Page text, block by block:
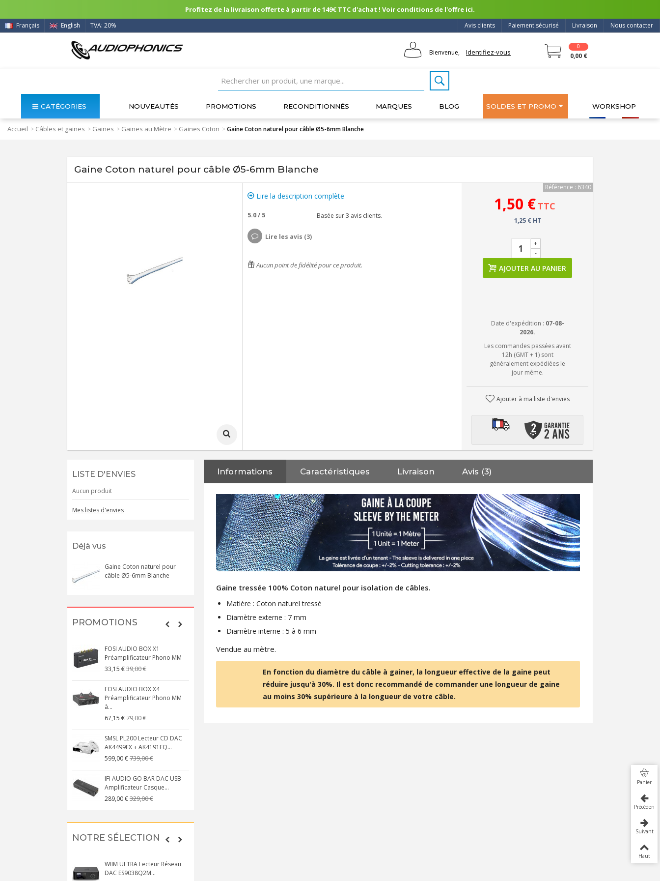
Profitez de la livraison offerte à partir de 149€ TTC d'achat ! Voir conditions de l'offre ici.
Nous contacter
Livraison
Paiement sécurisé
Avis clients
Français English TVA: 20%
Bienvenue, Identifiez-vous
0
0,00 €
CATÉGORIES NOUVEAUTÉS PROMOTIONS RECONDITIONNÉS MARQUES BLOG SOLDES ET PROMO WORKSHOP
Accueil > Câbles et gaines > Gaines > Gaines au Mètre > Gaines Coton >Gaine Coton naturel pour câble Ø5-6mm Blanche
Gaine Coton naturel pour câble Ø5-6mm Blanche
Lire la description complète
5.0/ 5 Basée sur3 avis clients.
Lire les avis (3)
Aucun point de fidélité pour ce produit.
Référence : 6340
1,50 € TTC
1,25 € HT
-
+
AJOUTER AU PANIER
Date d'expédition : 07-08-
2026.
Les commandes passées avant
12h (GMT + 1) sont
généralement expédiées le
jour même.
Ajouter à ma liste d'envies
LISTE D'ENVIES
Aucun produit
Mes listes d'envies
Déjà vus
Gaine Coton naturel pour
câble Ø5-6mm Blanche
PROMOTIONS
FOSI AUDIO BOX X1
Préamplificateur Phono MM
33,15 €39,00 €
FOSI AUDIO BOX X4
Préamplificateur Phono MM
à...
67,15 €79,00 €
SMSL PL200 Lecteur CD DAC
AK4499EX + AK4191EQ...
599,00 €739,00 €
IFI AUDIO GO BAR DAC USB
Amplificateur Casque...
289,00 €329,00 €
NEUTRIK NC3FXX Connecteur
[GRADE B] DAYTON AUDIO
MKSX4 Enceinte Subwoofer...
149,00 €179,90 €
NOTRE SÉLECTION
WIIM ULTRA Lecteur Réseau
DAC ES9038Q2M...
Informations Caractéristiques Livraison Avis (3)
Gaine tressée 100% Coton naturel pour isolation de câbles.
Matière : Coton naturel tressé
Diamètre externe : 7 mm
Diamètre interne : 5 à 6 mm
Vendue au mètre.
En fonction du diamètre du câble à gainer, la longueur effective de la gaine peut
réduire jusqu'à 30%. Il est donc recommandé de commander une longueur de gaine
au moins 30% supérieure à la longueur de votre câble.
Panier
Précédent
Suivant
Haut